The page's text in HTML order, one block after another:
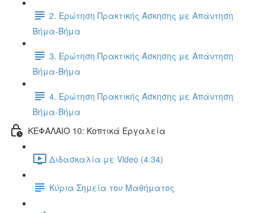
2. Ερώτηση Πρακτικής Άσκησης με Απάντηση
Βήμα-Βήμα
3. Ερώτηση Πρακτικής Άσκησης με Απάντηση
Βήμα-Βήμα
4. Ερώτηση Πρακτικής Άσκησης με Απάντηση
Βήμα-Βήμα
ΚΕΦΑΛΑΙΟ 10: Κοπτικά Εργαλεία
Διδασκαλία με Video (4:34)
Κύρια Σημεία του Μαθήματος